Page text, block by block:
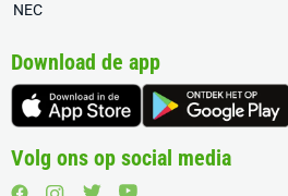
NEC
Download de app
Volg ons op social media